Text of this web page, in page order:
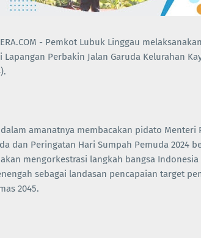
- Pemkot Lubuk Linggau
Perbakin Jalan Garuda Kelurahan
amanatnya membacakan pidato Menteri
dan Peringatan Hari Sumpah Pemuda 2024
mengorkestrasi langkah bangsa
sebagai landasan pencapaian target
2045.